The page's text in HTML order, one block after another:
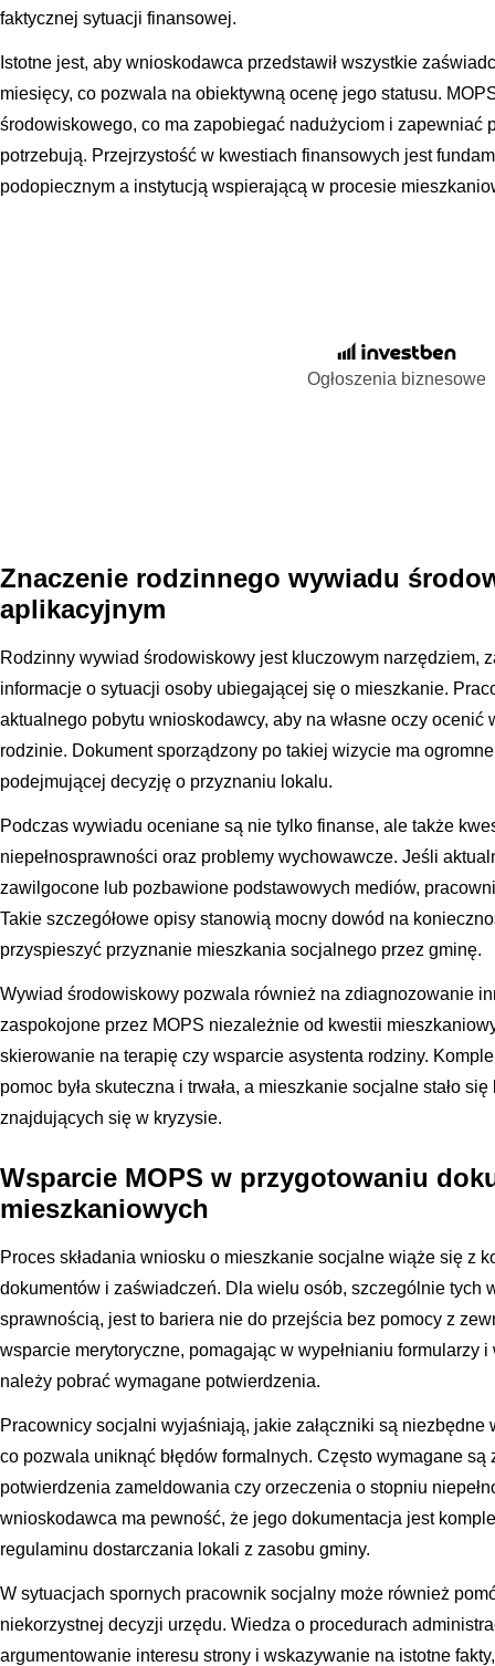
faktycznej sytuacji finansowej.
Istotne jest, aby wnioskodawca przedstawił wszystkie
miesięcy, co pozwala na obiektywną ocenę jego statusu.
środowiskowego, co ma zapobiegać nadużyciom i zapewniać
potrzebują. Przejrzystość w kwestiach finansowych jest
podopiecznym a instytucją wspierającą w procesie
Ogłoszenia biznesowe
Znaczenie rodzinnego wywiadu
aplikacyjnym
Rodzinny wywiad środowiskowy jest kluczowym narzędziem,
informacje o sytuacji osoby ubiegającej się o mieszkanie.
aktualnego pobytu wnioskodawcy, aby na własne oczy
rodzinie. Dokument sporządzony po takiej wizycie ma
podejmującej decyzję o przyznaniu lokalu.
Podczas wywiadu oceniane są nie tylko finanse, ale także
niepełnosprawności oraz problemy wychowawcze. Jeśli
zawilgocone lub pozbawione podstawowych mediów,
Takie szczegółowe opisy stanowią mocny dowód na
przyspieszyć przyznanie mieszkania socjalnego przez gminę.
Wywiad środowiskowy pozwala również na zdiagnozowanie
zaspokojone przez MOPS niezależnie od kwestii
skierowanie na terapię czy wsparcie asystenta rodziny.
pomoc była skuteczna i trwała, a mieszkanie socjalne stało
znajdujących się w kryzysie.
Wsparcie MOPS w przygotowaniu
mieszkaniowych
Proces składania wniosku o mieszkanie socjalne wiąże się z
dokumentów i zaświadczeń. Dla wielu osób, szczególnie tych
sprawnością, jest to bariera nie do przejścia bez pomocy z
wsparcie merytoryczne, pomagając w wypełnianiu formularzy
należy pobrać wymagane potwierdzenia.
Pracownicy socjalni wyjaśniają, jakie załączniki są niezbędne
co pozwala uniknąć błędów formalnych. Często wymagane
potwierdzenia zameldowania czy orzeczenia o stopniu
wnioskodawca ma pewność, że jego dokumentacja jest
regulaminu dostarczania lokali z zasobu gminy.
W sytuacjach spornych pracownik socjalny może również
niekorzystnej decyzji urzędu. Wiedza o procedurach
argumentowanie interesu strony i wskazywanie na istotne